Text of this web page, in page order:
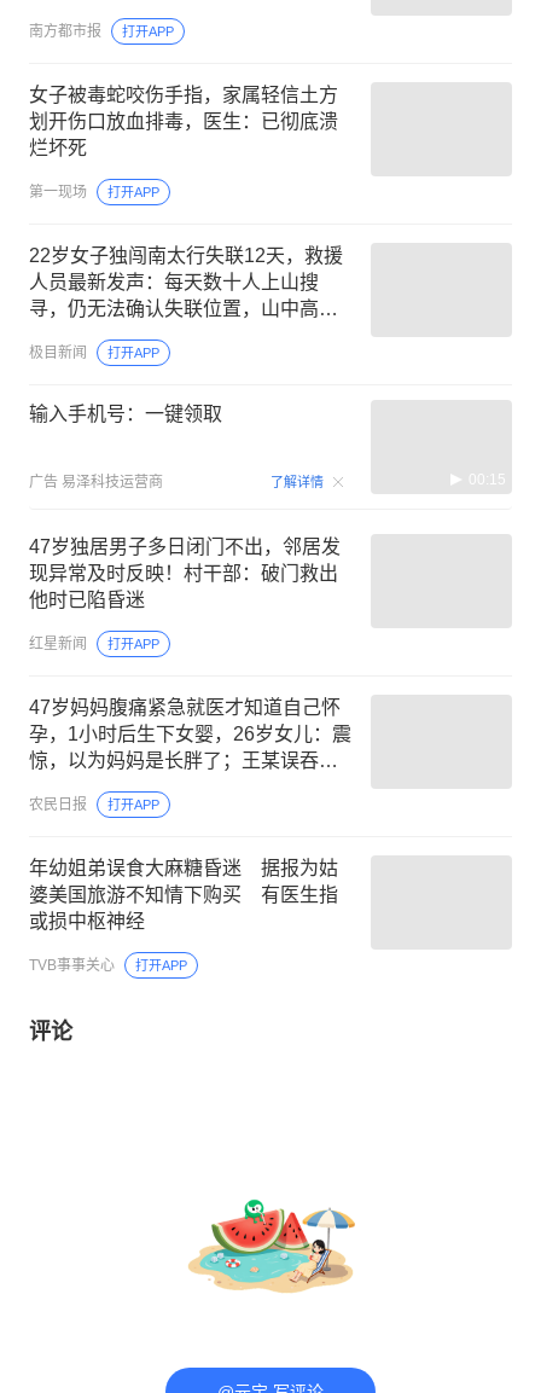
南方都市报 打开APP
女子被毒蛇咬伤手指，家属轻信土方
划开伤口放血排毒，医生：已彻底溃
烂坏死
第一现场 打开APP
22岁女子独闯南太行失联12天，救援
人员最新发声：每天数十人上山搜
寻，仍无法确认失联位置，山中高
温、超1米深野草蜱虫扎堆，加大救援
难度
极目新闻 打开APP
输入手机号：一键领取
广告 易泽科技运营商 了解详情 00:15
47岁独居男子多日闭门不出，邻居发
现异常及时反映！村干部：破门救出
他时已陷昏迷
红星新闻 打开APP
47岁妈妈腹痛紧急就医才知道自己怀
孕，1小时后生下女婴，26岁女儿：震
惊，以为妈妈是长胖了；王某误吞打
火机，7年后胃疼才想起｜三农早餐
农民日报 打开APP
年幼姐弟误食大麻糖昏迷 据报为姑
婆美国旅游不知情下购买 有医生指
或损中枢神经
TVB事事关心 打开APP
评论